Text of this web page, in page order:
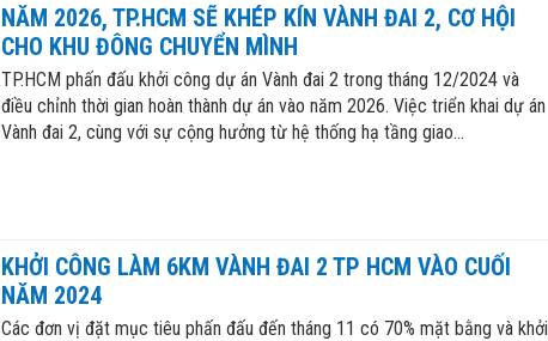
NĂM 2026, TP.HCM SẼ KHÉP KÍN VÀNH ĐAI 2, CƠ HỘI
CHO KHU ĐÔNG CHUYỂN MÌNH
TP.HCM phấn đấu khởi công dự án Vành đai 2 trong tháng 12/2024 và
điều chỉnh thời gian hoàn thành dự án vào năm 2026. Việc triển khai dự án
Vành đai 2, cùng với sự cộng hưởng từ hệ thống hạ tầng giao...
KHỞI CÔNG LÀM 6KM VÀNH ĐAI 2 TP HCM VÀO CUỐI
NĂM 2024
Các đơn vị đặt mục tiêu phấn đấu đến tháng 11 có 70% mặt bằng và khởi